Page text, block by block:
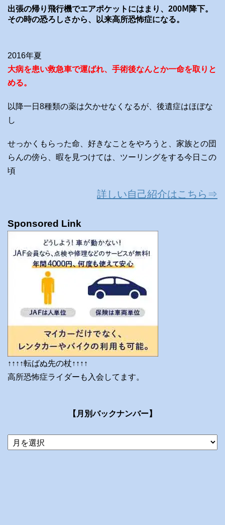
出張の帰り飛行機でエアポケットにはまり、200Ⅿ降下。
その時の恐ろしさから、以来高所恐怖症になる。
2016年夏
大病を患い救急車で運ばれ、手術後なんとか一命を取りと
める。
以降一日8種類の薬は欠かせなくなるが、後遺症はほぼな
し
せっかくもらった命、好きなことをやろうと、家族との団
らんの傍ら、暇を見つけては、ツーリングをする今日この
頃
詳しい自己紹介はこちら⇒
Sponsored Link
↑↑↑↑転ばぬ先の杖↑↑↑↑
高所恐怖症ライダーも入会してます。
【月別バックナンバー】
当
ブ